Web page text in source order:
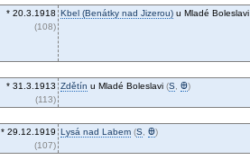
* 20.3.1918
(108)
Kbel (Benátky nad Jizerou) u Mladé Boleslavi
* 31.3.1913
(113)
Zdětín u Mladé Boleslavi (S Ꚛ)
* 29.12.1919
(107)
Lysá nad Labem (S Ꚛ)